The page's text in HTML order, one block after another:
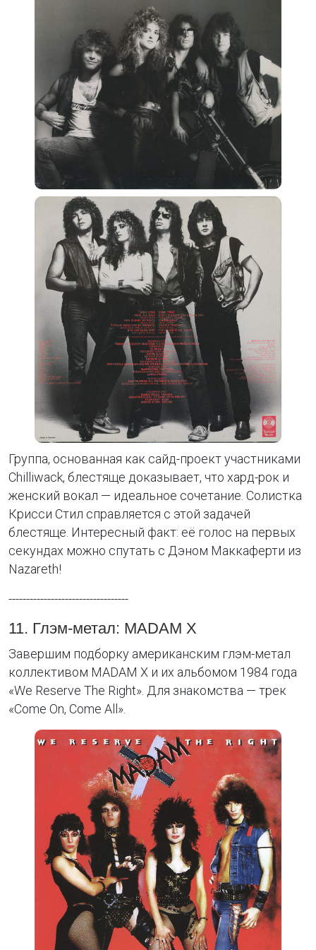
Группа, основанная как сайд-проект участниками
Chilliwack, блестяще доказывает, что хард-рок и
женский вокал — идеальное сочетание. Солистка
Крисси Стил справляется с этой задачей
блестяще. Интересный факт: её голос на первых
секундах можно спутать с Дэном Маккаферти из
Nazareth!
----------------------------------
11. Глэм-метал: MADAM X
Завершим подборку американским глэм-метал
коллективом MADAM X и их альбомом 1984 года
«We Reserve The Right». Для знакомства — трек
«Come On, Come All».